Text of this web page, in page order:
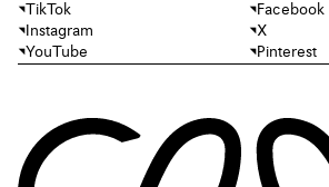
TikTok
Facebook
Instagram
X
YouTube
Pinterest